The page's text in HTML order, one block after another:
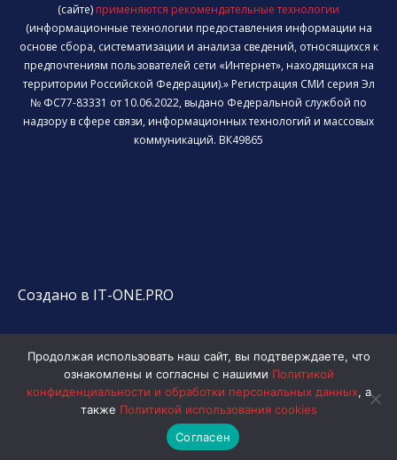
(сайте) применяются рекомендательные технологии
(информационные технологии предоставления информации на
основе сбора, систематизации и анализа сведений, относящихся к
предпочтениям пользователей сети «Интернет», находящихся на
территории Российской Федерации).» Регистрация СМИ серия Эл
№ ФС77-83331 от 10.06.2022, выдано Федеральной службой по
надзору в сфере связи, информационных технологий и массовых
коммуникаций. ВК49865
Создано в IT-ONE.PRO
Продолжая использовать наш сайт, вы подтверждаете, что
ознакомлены и согласны с нашими Политикой
конфиденциальности и обработки персональных данных, а
также Политикой использования cookies
Согласен